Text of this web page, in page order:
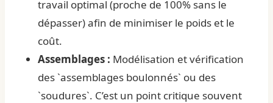
travail optimal (proche de 100% sans le
dépasser) afin de minimiser le poids et le
coût.
Assemblages : Modélisation et vérification
des `assemblages boulonnés` ou des
`soudures`. C’est un point critique souvent